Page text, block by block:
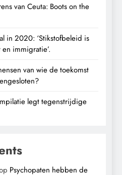
van Ceuta: Boots on the
in 2020: ‘Stikstofbeleid is
immigratie’.
van wie de toekomst
legt tegenstrijdige
Psychopaten hebben de